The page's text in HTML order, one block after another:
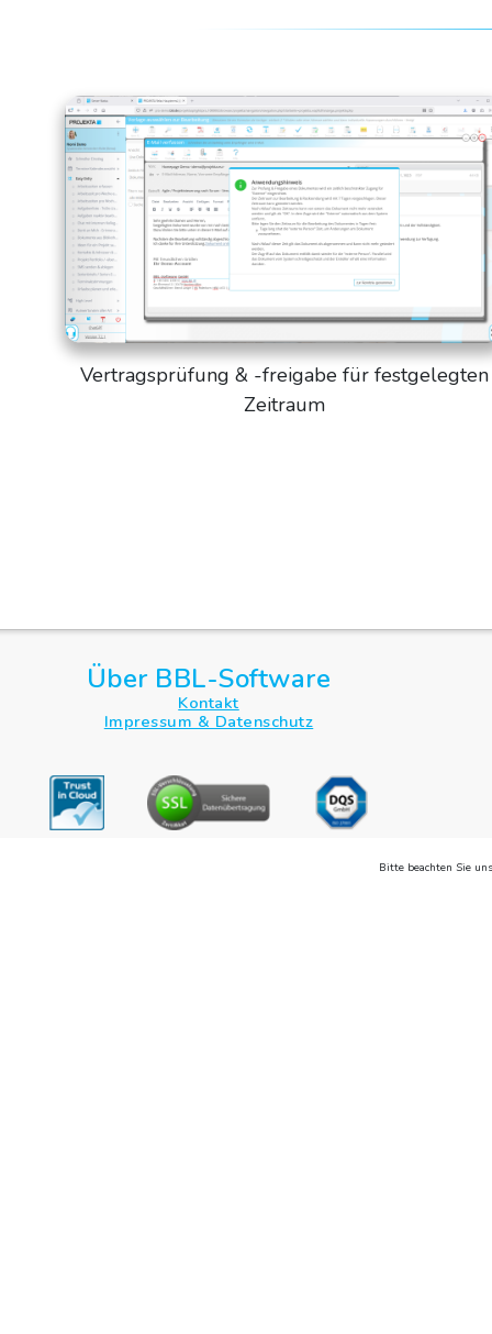
Vertragsprüfung & -freigabe für festgelegten
Zeitraum
Über BBL-Software
Kontakt
Impressum & Datenschutz
Bitte beachten Sie